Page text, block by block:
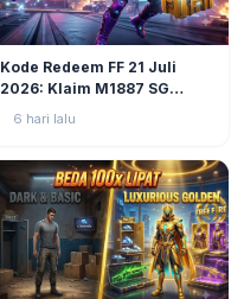
Kode Redeem FF 21 Juli
2026: Klaim M1887 SG
6 hari lalu